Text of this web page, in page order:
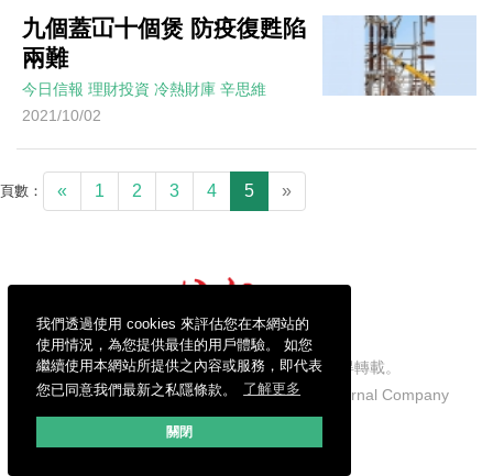
我們透過使用 cookies 來評估您在本網站的
使用情況，為您提供最佳的用戶體驗。 如您
繼續使用本網站所提供之內容或服務，即代表
您已同意我們最新之私隱條款。
了解更多
關閉
九個蓋冚十個煲 防疫復甦陷
兩難
今日信報 理財投資 冷熱財庫 辛思維
2021/10/02
頁數： « 1 2 3 4 5 »
信報財經新聞有限公司版權所有，不得轉載。
Copyright © 2026 Hong Kong Economic Journal Company
Limited. All rights reserved.